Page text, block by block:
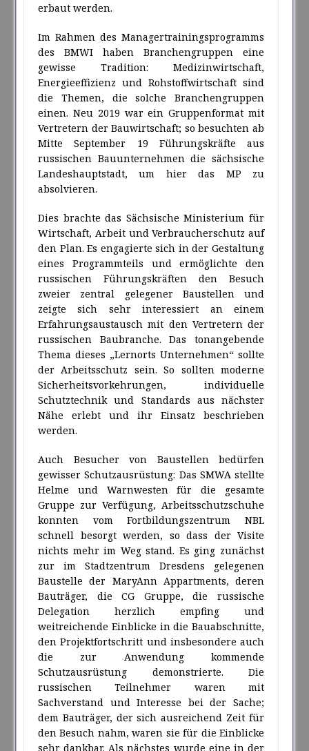
erbaut werden.
Im Rahmen des Managertrainingsprogramms
des BMWI haben Branchengruppen eine
gewisse Tradition: Medizinwirtschaft,
Energieeffizienz und Rohstoffwirtschaft sind
die Themen, die solche Branchengruppen
einen. Neu 2019 war ein Gruppenformat mit
Vertretern der Bauwirtschaft; so besuchten ab
Mitte September 19 Führungskräfte aus
russischen Bauunternehmen die sächsische
Landeshauptstadt, um hier das MP zu
absolvieren.
Dies brachte das Sächsische Ministerium für
Wirtschaft, Arbeit und Verbraucherschutz auf
den Plan. Es engagierte sich in der Gestaltung
eines Programmteils und ermöglichte den
russischen Führungskräften den Besuch
zweier zentral gelegener Baustellen und
zeigte sich sehr interessiert an einem
Erfahrungsaustausch mit den Vertretern der
russischen Baubranche. Das tonangebende
Thema dieses „Lernorts Unternehmen“ sollte
der Arbeitsschutz sein. So sollten moderne
Sicherheitsvorkehrungen, individuelle
Schutztechnik und Standards aus nächster
Nähe erlebt und ihr Einsatz beschrieben
werden.
Auch Besucher von Baustellen bedürfen
gewisser Schutzausrüstung: Das SMWA stellte
Helme und Warnwesten für die gesamte
Gruppe zur Verfügung, Arbeitsschutzschuhe
konnten vom Fortbildungszentrum NBL
schnell besorgt werden, so dass der Visite
nichts mehr im Weg stand. Es ging zunächst
zur im Stadtzentrum Dresdens gelegenen
Baustelle der MaryAnn Appartments, deren
Bauträger, die CG Gruppe, die russische
Delegation herzlich empfing und
weitreichende Einblicke in die Bauabschnitte,
den Projektfortschritt und insbesondere auch
die zur Anwendung kommende
Schutzausrüstung demonstrierte. Die
russischen Teilnehmer waren mit
Sachverstand und Interesse bei der Sache;
dem Bauträger, der sich ausreichend Zeit für
den Besuch nahm, waren sie für die Einblicke
sehr dankbar. Als nächstes wurde eine in der